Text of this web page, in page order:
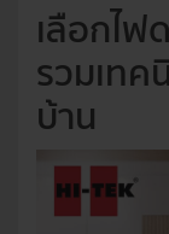
เลือกไฟ
รวมเทค
บ้าน